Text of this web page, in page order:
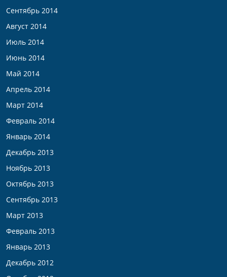
Сентябрь 2014
Август 2014
Июль 2014
Июнь 2014
Май 2014
Апрель 2014
Март 2014
Февраль 2014
Январь 2014
Декабрь 2013
Ноябрь 2013
Октябрь 2013
Сентябрь 2013
Март 2013
Февраль 2013
Январь 2013
Декабрь 2012